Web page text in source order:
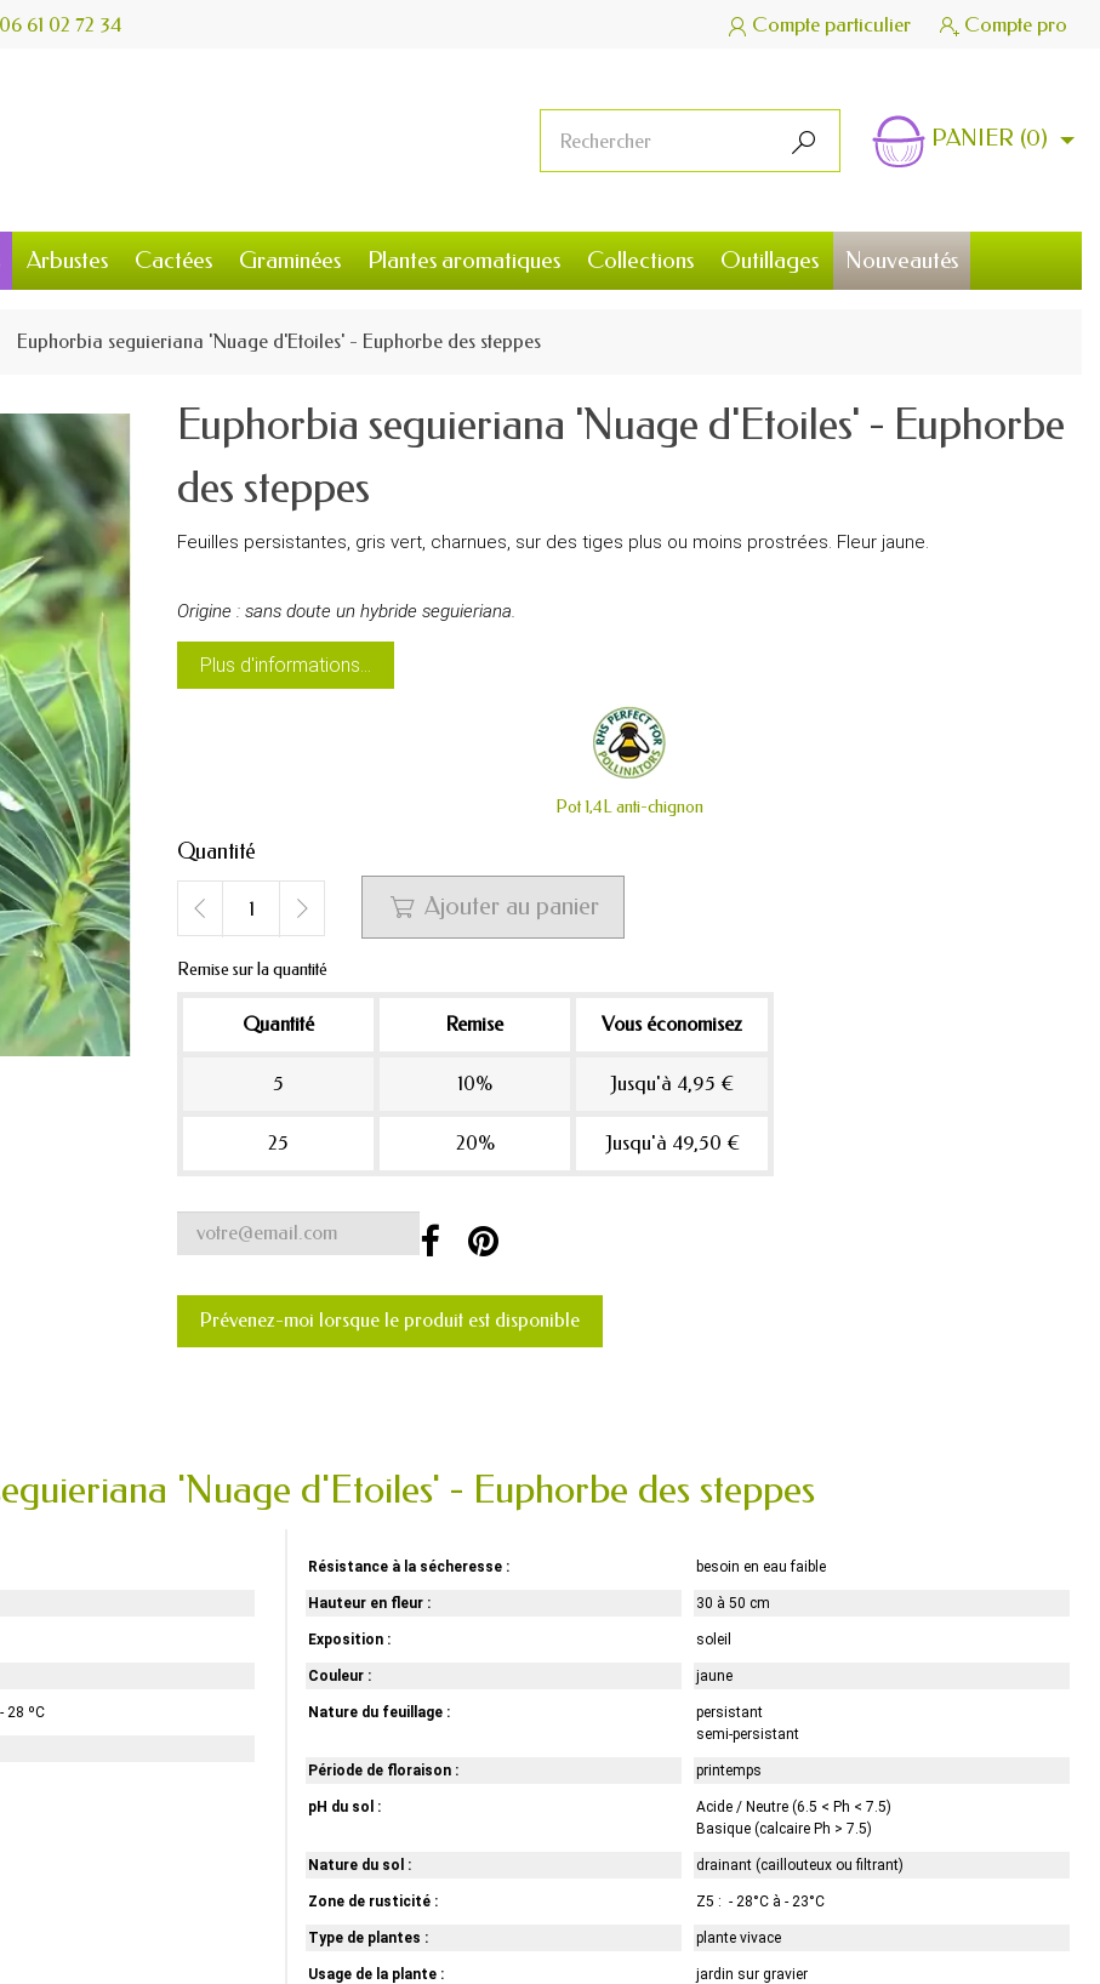
06 61 02 72 34  Compte particulier  Compte pro
 PANIER (0)
Arbustes Cactées Graminées Plantes aromatiques Collections Outillages Nouveautés
Euphorbia seguieriana 'Nuage d'Etoiles' - Euphorbe des steppes
Euphorbia seguieriana 'Nuage d'Etoiles' - Euphorbe
des steppes
Feuilles persistantes, gris vert, charnues, sur des tiges plus ou moins prostrées. Fleur jaune.
Origine : sans doute un hybride seguieriana.
Plus d'informations...
Pot 1,4L anti-chignon
Quantité
 Ajouter au panier
Remise sur la quantité
Quantité Remise Vous économisez
5 10% Jusqu'à 4,95 €
25 20% Jusqu'à 49,50 €
Prévenez-moi lorsque le produit est disponible
'Nuage d'Etoiles' - Euphorbe des steppes
28 ºC
Résistance à la sécheresse : besoin en eau faible
Hauteur en fleur : 30 à 50 cm
Exposition : soleil
Couleur : jaune
Nature du feuillage :
persistant
semi-persistant
Période de floraison : printemps
pH du sol :
Acide / Neutre (6.5 < Ph < 7.5)
Basique (calcaire Ph > 7.5)
Nature du sol : drainant (caillouteux ou filtrant)
Zone de rusticité : Z5 : - 28°C à - 23°C
Type de plantes : plante vivace
Usage de la plante :
jardin sur gravier